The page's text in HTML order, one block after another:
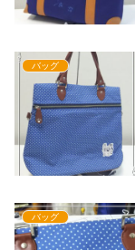
バッグ
バッグ